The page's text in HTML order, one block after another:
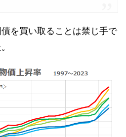
を買い取ることは禁じ手で